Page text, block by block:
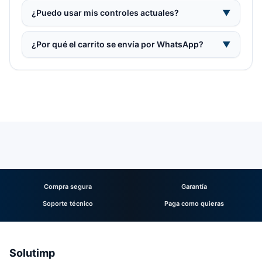
¿Puedo usar mis controles actuales? ▼
¿Por qué el carrito se envía por WhatsApp? ▼
Compra segura Garantía
Soporte técnico Paga como quieras
Solutimp